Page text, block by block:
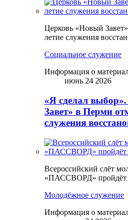
Церковь «Новый
летие служения
Социальное служение
Информация о
июнь 24 2026
«Я сделал
Завет» в Перми
служения
Всероссийский слёт
«ПАССВОРД» пройдёт
Молодёжное служение
Информация о